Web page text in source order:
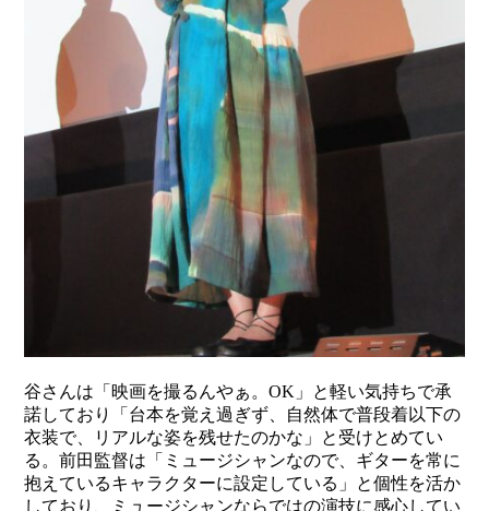
谷さんは「映画を撮るんやぁ。OK」と軽い気持ちで承
諾しており「台本を覚え過ぎず、自然体で普段着以下の
衣装で、リアルな姿を残せたのかな」と受けとめてい
る。前田監督は「ミュージシャンなので、ギターを常に
抱えているキャラクターに設定している」と個性を活か
しており、ミュージシャンならではの演技に感心してい